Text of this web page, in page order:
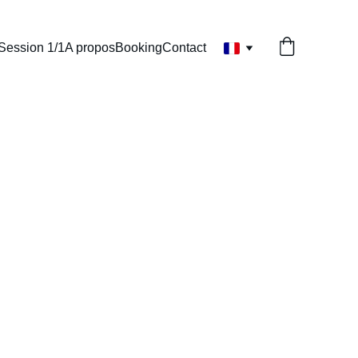
1/1A proposBookingContact